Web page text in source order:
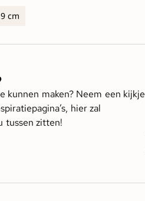
cm
kunnen maken? Neem een kijkje
hier zal
tussen zitten!